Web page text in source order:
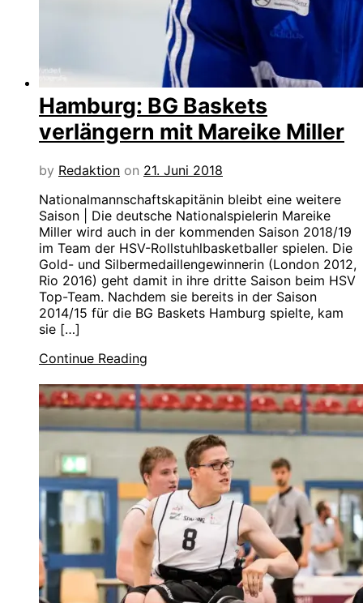
Hamburg: BG Baskets
verlängern mit Mareike Miller
by Redaktion on 21. Juni 2018
Nationalmannschaftskapitänin bleibt eine weitere
Saison | Die deutsche Nationalspielerin Mareike
Miller wird auch in der kommenden Saison 2018/19
im Team der HSV-Rollstuhlbasketballer spielen. Die
Gold- und Silbermedaillengewinnerin (London 2012,
Rio 2016) geht damit in ihre dritte Saison beim HSV
Top-Team. Nachdem sie bereits in der Saison
2014/15 für die BG Baskets Hamburg spielte, kam
sie […]
Continue Reading